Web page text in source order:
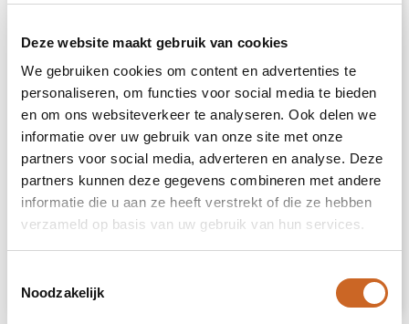
Deze website maakt gebruik van cookies
We gebruiken cookies om content en advertenties te
personaliseren, om functies voor social media te bieden
en om ons websiteverkeer te analyseren. Ook delen we
informatie over uw gebruik van onze site met onze
partners voor social media, adverteren en analyse. Deze
partners kunnen deze gegevens combineren met andere
informatie die u aan ze heeft verstrekt of die ze hebben
verzameld op basis van uw gebruik van hun services.
Noodzakelijk
Heb je niet kunnen vinden wat je
zoekt?
op maat.